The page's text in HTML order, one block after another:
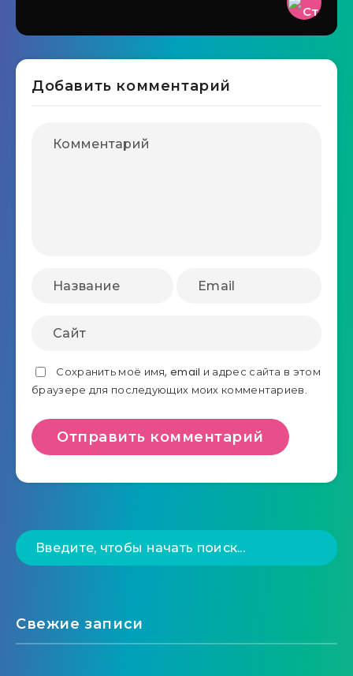
Добавить комментарий
Сохранить моё имя, email и адрес сайта в этом
браузере для последующих моих комментариев.
Свежие записи